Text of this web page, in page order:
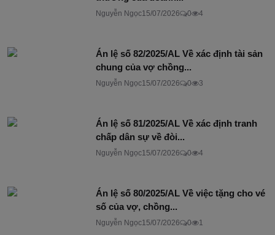
Nguyễn Ngọc15/07/2026 0 4
Án lệ số 82/2025/AL Về xác định tài sản
chung của vợ chồng...
Nguyễn Ngọc15/07/2026 0 3
Án lệ số 81/2025/AL Về xác định tranh
chấp dân sự về đòi...
Nguyễn Ngọc15/07/2026 0 4
Án lệ số 80/2025/AL Về việc tặng cho vé
số của vợ, chồng...
Nguyễn Ngọc15/07/2026 0 1